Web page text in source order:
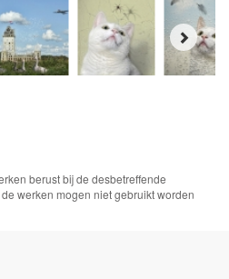
berust bij de desbetreffende
werken mogen niet gebruikt worden